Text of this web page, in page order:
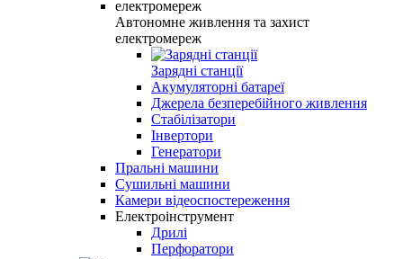
Автономне живлення та захист
електромереж
Зарядні станції
Акумуляторні батареї
Джерела безперебійного живлення
Стабілізатори
Інвертори
Генератори
Пральні машини
Сушильні машини
Камери відеоспостереження
Електроінструмент
Дрилі
Перфоратори